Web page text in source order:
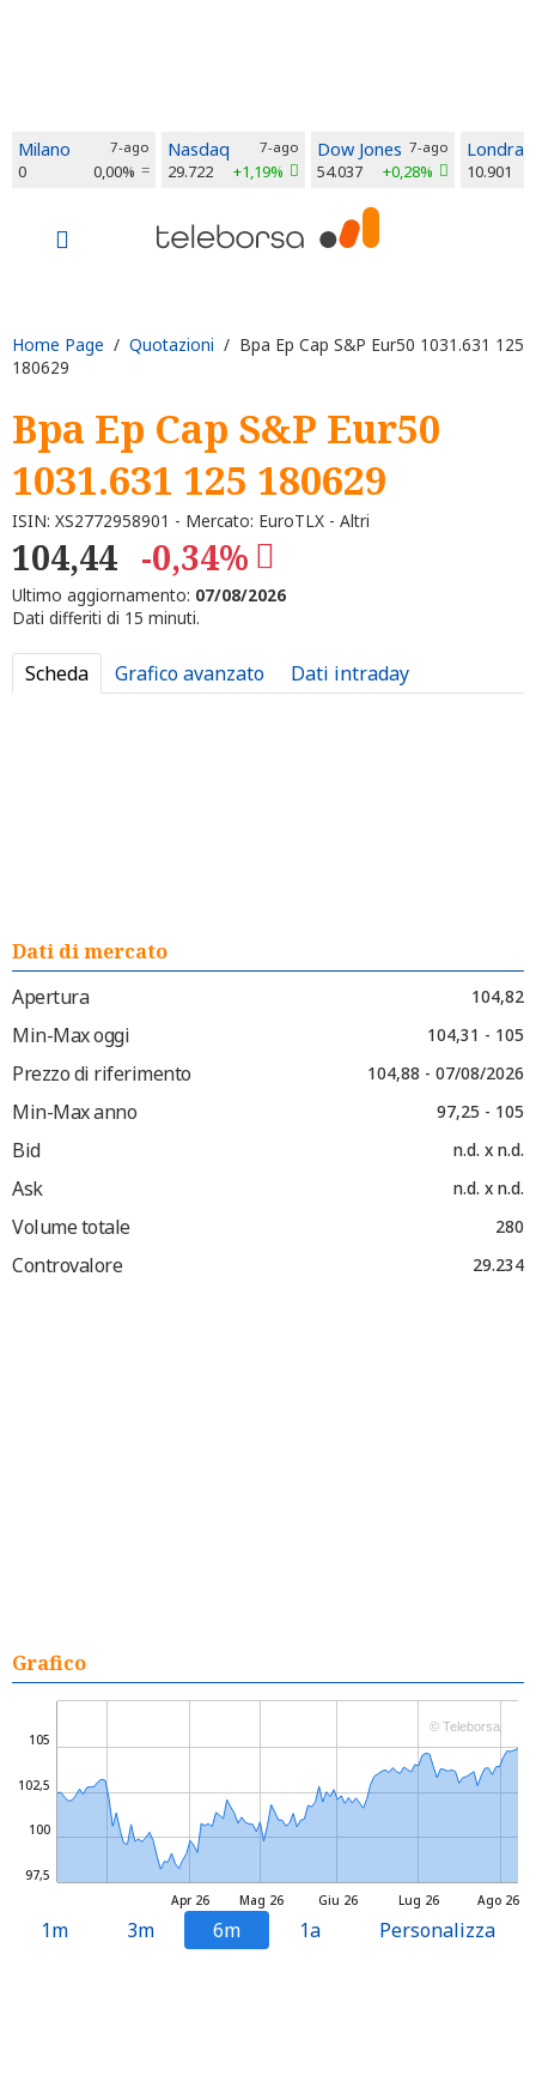
Milano 7-ago
0 0,00%
Nasdaq 7-ago
29.722 +1,19%
Dow Jones 7-ago
54.037 +0,28%
Londra
10.901
Home Page / Quotazioni / Bpa Ep Cap S&P Eur50 1031.631 125
180629
Bpa Ep Cap S&P Eur50
1031.631 125 180629
ISIN: XS2772958901 - Mercato: EuroTLX - Altri
104,44 -0,34%
Ultimo aggiornamento: 07/08/2026
Dati differiti di 15 minuti.
Scheda Grafico avanzato Dati intraday
Dati di mercato
Apertura
104,82
Min-Max oggi 104,31 - 105
Prezzo di riferimento 104,88 - 07/08/2026
Min-Max anno 97,25 - 105
Bid n.d. x n.d.
Ask n.d. x n.d.
Volume totale 280
Controvalore 29.234
Grafico
Mag 26 Lug 26
Apr 26 Giu 26 Ago 26
97,5
100
102,5
105
© Teleborsa
1m 3m 6m 1a Personalizza